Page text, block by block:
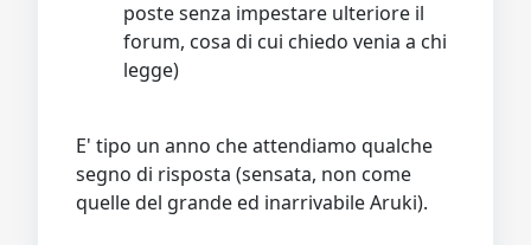
poste senza impestare ulteriore il
forum, cosa di cui chiedo venia a chi
legge)
E' tipo un anno che attendiamo qualche
segno di risposta (sensata, non come
quelle del grande ed inarrivabile Aruki).